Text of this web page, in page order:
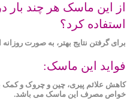
از این ماسک هر چند بار
استفاده کرد؟
برای گرفتن نتایج بهتر، به صورت
فواید این ماسک:
کاهش علائم پیری، چین ‌و چروک و
خواص مصرف این ماسک می باشد.